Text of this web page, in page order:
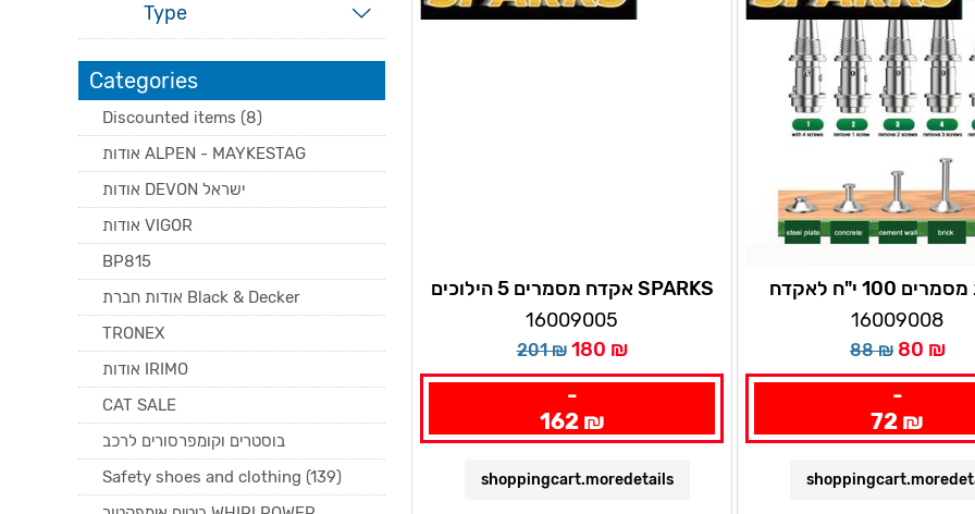
אקדח מסמרים 5 הילוכים SPARKS
16009005
201 ₪ 180 ₪
-
162 ₪
shoppingcart.moredetails
חבילת מסמרים 100 י"ח לאקדח
SPARKS
16009008
88 ₪ 80 ₪
-
72 ₪
Type
Categories
Discounted items (8)
אודות ALPEN - MAYKESTAG
אודות DEVON ישראל
אודות VIGOR
BP815
אודות חברת Black & Decker
TRONEX
אודות IRIMO
CAT SALE
בוסטרים וקומפרסורים לרכב
Safety shoes and clothing (139)